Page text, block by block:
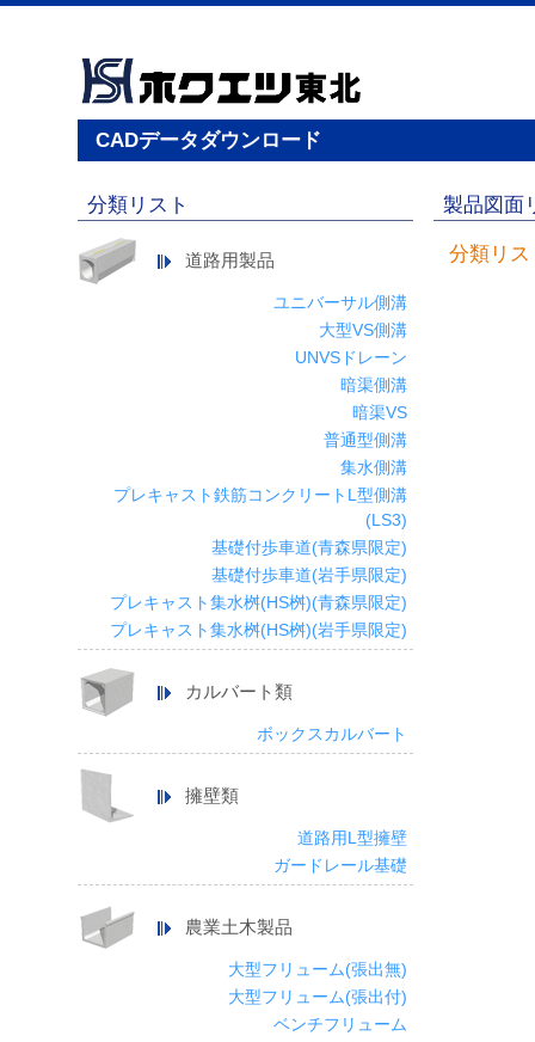
CADデータダウンロード
製品図面
分類リ
分類リスト
道路用製品
ユニバーサル側溝
大型VS側溝
UNVSドレーン
暗渠側溝
暗渠VS
普通型側溝
集水側溝
プレキャスト鉄筋コンクリートL型側溝
(LS3)
基礎付歩車道(青森県限定)
基礎付歩車道(岩手県限定)
プレキャスト集水桝(HS桝)(青森県限定)
プレキャスト集水桝(HS桝)(岩手県限定)
カルバート類
ボックスカルバート
擁壁類
道路用L型擁壁
ガードレール基礎
農業土木製品
大型フリューム(張出無)
大型フリューム(張出付)
ベンチフリューム